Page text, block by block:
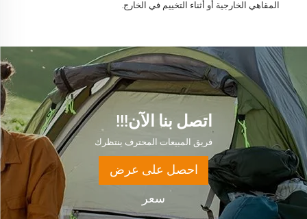
المقاهي الخارجية أو أثناء التخييم في الخارج.
اتصل بنا الآن!!!
فريق المبيعات المحترف ينتظرك
احصل على عرض
سعر